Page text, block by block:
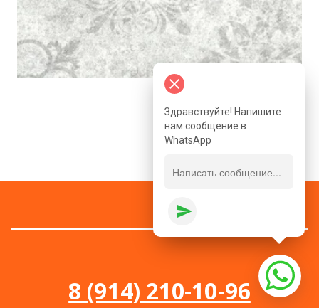
close
Здравствуйте! Напишите
нам сообщение в
WhatsApp
send
8 (914) 210-10-96